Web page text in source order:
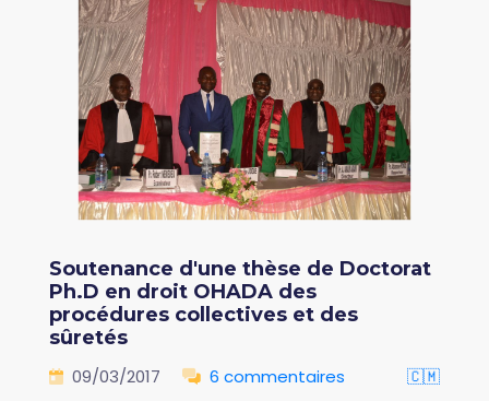
Soutenance d'une thèse de Doctorat
Ph.D en droit OHADA des
procédures collectives et des
sûretés
09/03/2017 6 commentaires
🇨🇲